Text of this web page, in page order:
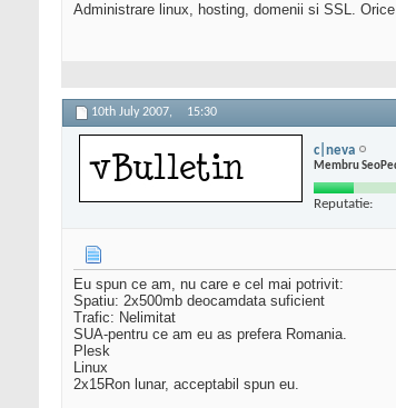
Administrare linux, hosting, domenii si SSL.
10th July 2007, 15:30
c|neva
Membru
Reputatie:
Eu spun ce am, nu care e cel mai potrivit:
Spatiu: 2x500mb deocamdata suficient
Trafic: Nelimitat
SUA-pentru ce am eu as prefera Romania.
Plesk
Linux
2x15Ron lunar, acceptabil spun eu.